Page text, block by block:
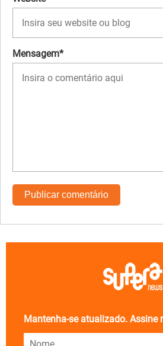
Mensagem*
Mantenha-se atualizado. Assine